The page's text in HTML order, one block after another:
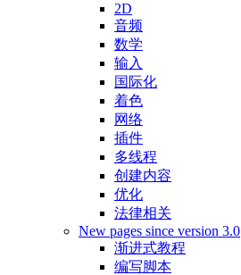
2D
音频
数学
输入
国际化
着色
网络
插件
多线程
创建内容
优化
法律相关
New pages since version 3.0
渐进式教程
编写脚本